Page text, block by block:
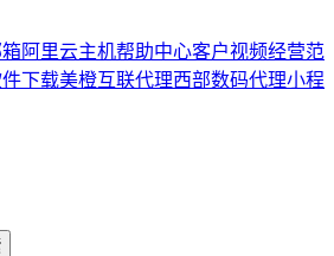
阿里云主机帮助中心客户视频经营范
下载美橙互联代理西部数码代理小程